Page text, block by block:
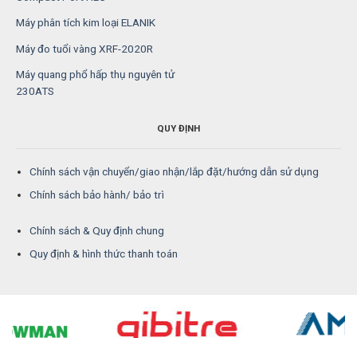
Máy phân tích kim loại ELANIK
Máy đo tuổi vàng XRF-2020R
Máy quang phổ hấp thụ nguyên tử
230ATS
QUY ĐỊNH
Chính sách vận chuyển/giao nhận/lắp đặt/hướng dẫn sử dụng
Chính sách bảo hành/ bảo trì
Chính sách & Quy định chung
Quy định & hình thức thanh toán